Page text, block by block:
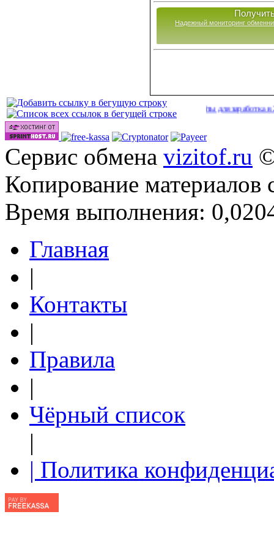
Надежный мониторинг
Сайты для заработка в 2026
Сервис обмена vizitof.ru
Копирование материалов
Время выполнения:
Главная
|
Контакты
|
Правила
|
Чёрный список
|
| Политика